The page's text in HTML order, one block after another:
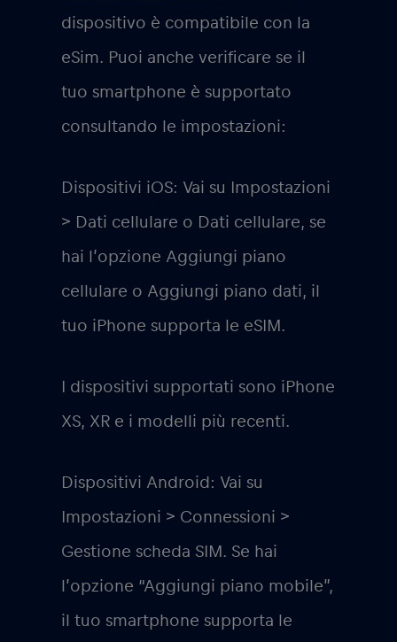
dispositivo è compatibile con la
eSim. Puoi anche verificare se il
tuo smartphone è supportato
consultando le impostazioni:
Dispositivi iOS: Vai su Impostazioni
> Dati cellulare o Dati cellulare, se
hai l’opzione Aggiungi piano
cellulare o Aggiungi piano dati, il
tuo iPhone supporta le eSIM.
I dispositivi supportati sono iPhone
XS, XR e i modelli più recenti.
Dispositivi Android: Vai su
Impostazioni > Connessioni >
Gestione scheda SIM. Se hai
l’opzione “Aggiungi piano mobile”,
il tuo smartphone supporta le